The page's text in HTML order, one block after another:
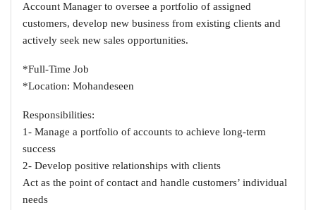
Account Manager to oversee a portfolio of assigned
customers, develop new business from existing clients and
actively seek new sales opportunities.
*Full-Time Job
*Location: Mohandeseen
Responsibilities:
1- Manage a portfolio of accounts to achieve long-term
success
2- Develop positive relationships with clients
Act as the point of contact and handle customers’ individual
needs